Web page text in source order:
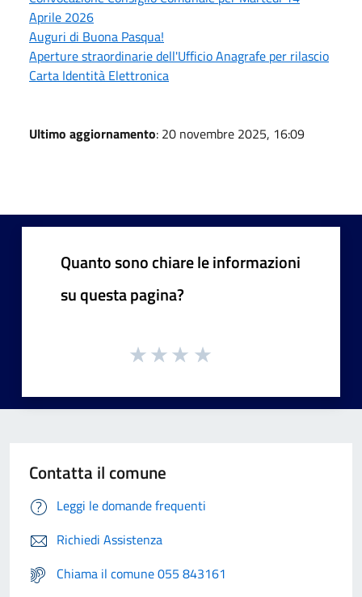
Aprile 2026
Auguri di Buona Pasqua!
Aperture straordinarie dell'Ufficio Anagrafe per rilascio
Carta Identità Elettronica
Ultimo aggiornamento: 20 novembre 2025, 16:09
Quanto sono chiare le informazioni
su questa pagina?
Contatta il comune
Leggi le domande frequenti
Richiedi Assistenza
Chiama il comune 055 843161